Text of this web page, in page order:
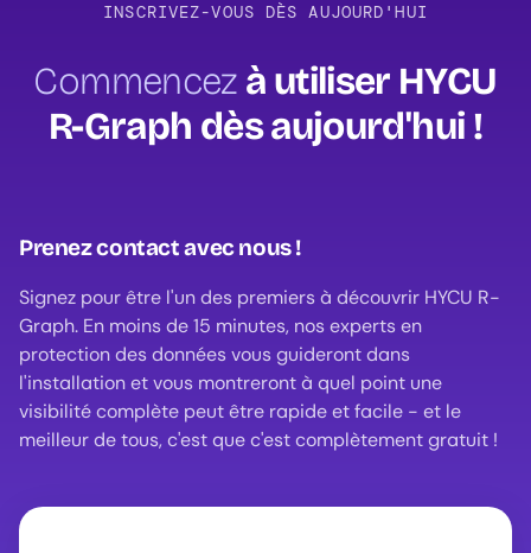
INSCRIVEZ-VOUS DÈS AUJOURD'HUI
Commencez à utiliser HYCU
R-Graph dès aujourd'hui !
Prenez contact avec nous !
Signez pour être l'un des premiers à découvrir HYCU R-
Graph. En moins de 15 minutes, nos experts en
protection des données vous guideront dans
l'installation et vous montreront à quel point une
visibilité complète peut être rapide et facile - et le
meilleur de tous, c'est que c'est complètement gratuit !